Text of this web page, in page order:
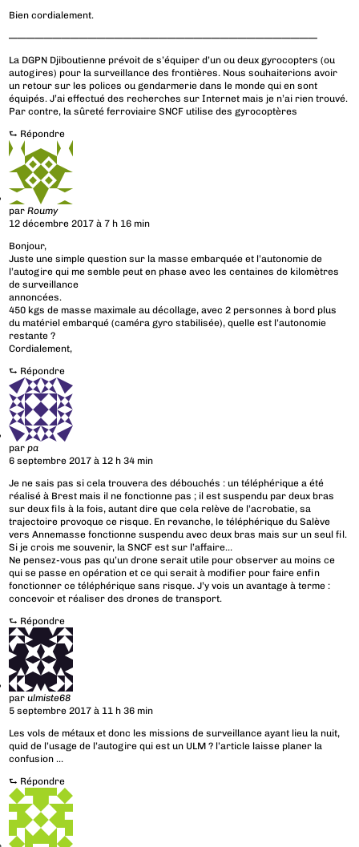
Bien cordialement.
———————————————————————————————————
La DGPN Djiboutienne prévoit de s’équiper d’un ou deux gyrocopters (ou
autogires) pour la surveillance des frontières. Nous souhaiterions avoir
un retour sur les polices ou gendarmerie dans le monde qui en sont
équipés. J’ai effectué des recherches sur Internet mais je n’ai rien trouvé.
Par contre, la sûreté ferroviaire SNCF utilise des gyrocoptères
⮑ Répondre
parRoumy
12 décembre 2017 à 7 h 16 min
Bonjour,
Juste une simple question sur la masse embarquée et l’autonomie de
l’autogire qui me semble peut en phase avec les centaines de kilomètres
de surveillance
annoncées.
450 kgs de masse maximale au décollage, avec 2 personnes à bord plus
du matériel embarqué (caméra gyro stabilisée), quelle est l’autonomie
restante ?
Cordialement,
⮑ Répondre
parpa
6 septembre 2017 à 12 h 34 min
Je ne sais pas si cela trouvera des débouchés : un téléphérique a été
réalisé à Brest mais il ne fonctionne pas ; il est suspendu par deux bras
sur deux fils à la fois, autant dire que cela relève de l’acrobatie, sa
trajectoire provoque ce risque. En revanche, le téléphérique du Salève
vers Annemasse fonctionne suspendu avec deux bras mais sur un seul fil.
Si je crois me souvenir, la SNCF est sur l’affaire…
Ne pensez-vous pas qu’un drone serait utile pour observer au moins ce
qui se passe en opération et ce qui serait à modifier pour faire enfin
fonctionner ce téléphérique sans risque. J’y vois un avantage à terme :
concevoir et réaliser des drones de transport.
⮑ Répondre
parulmiste68
5 septembre 2017 à 11 h 36 min
Les vols de métaux et donc les missions de surveillance ayant lieu la nuit,
quid de l’usage de l’autogire qui est un ULM ? l’article laisse planer la
confusion …
⮑ Répondre